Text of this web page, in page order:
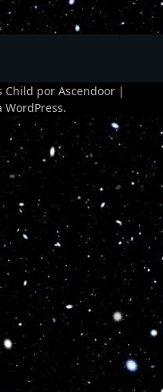
Child por Ascendoor |
WordPress.